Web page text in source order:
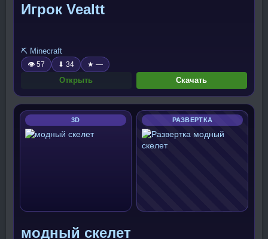
Игрок Vealtt
⛏️ Minecraft
👁 57 ⬇ 34 ★ —
Открыть Скачать
3D РАЗВЕРТКА
модный скелет